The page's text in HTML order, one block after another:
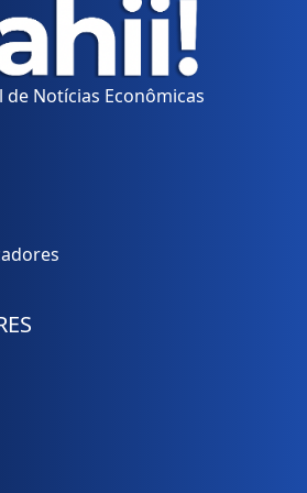
de Notícias Econômicas